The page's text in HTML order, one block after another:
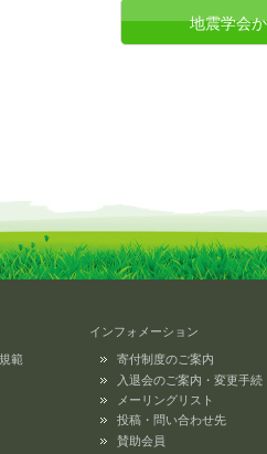
地震学会
範
インフォメーション
寄付制度のご案内
入退会のご案内・変更手続
メーリングリスト
投稿・問い合わせ先
賛助会員